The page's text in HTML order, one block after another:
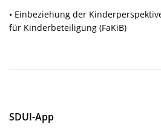
• Einbeziehung der
für Kinderbeteiligung (FaKiB)
SDUI-App